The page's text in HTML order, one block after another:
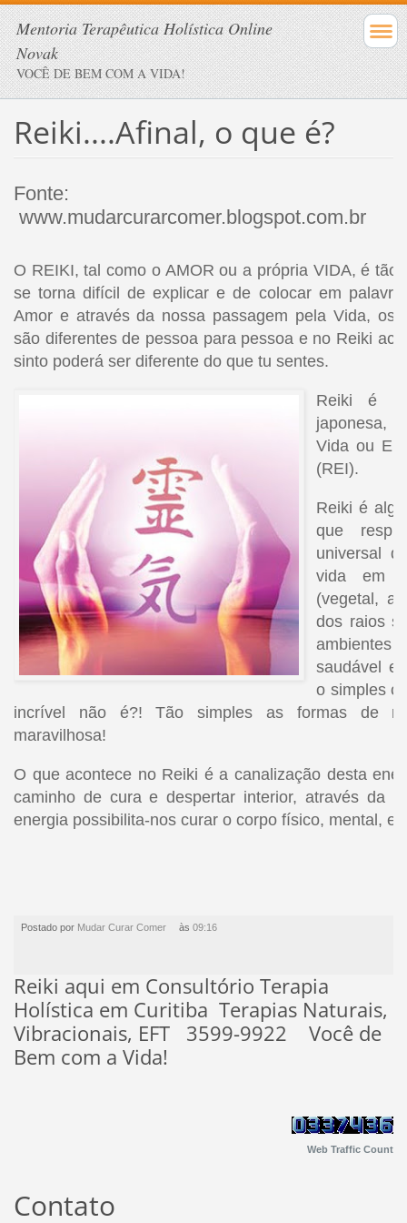
Mentoria Terapêutica Holística Online
Novak
VOCÊ DE BEM COM A VIDA!
Reiki....Afinal, o que é?
Fonte:
www.mudarcurarcomer.blogspot.com.br
O REIKI, tal como o AMOR ou a própria VIDA, é tão
se torna difícil de explicar e de colocar em
Amor e através da nossa passagem pela Vida, os
são diferentes de pessoa para pessoa e no Reiki
sinto poderá ser diferente do que tu sentes.
Reiki é
japonesa,
Vida ou
(REI).
Reiki é
que
universal
vida em
(vegetal,
dos raios
saudável e
o simples
incrível não é?! Tão simples as formas de
maravilhosa!
O que acontece no Reiki é a canalização desta
caminho de cura e despertar interior, através da
energia possibilita-nos curar o corpo físico, mental,
Postado por Mudar Curar Comer às 09:16
Reiki aqui em Consultório Terapia
Holística em Curitiba Terapias Naturais,
Vibracionais, EFT 3599-9922 Você de
Bem com a Vida!
Web Traffic Count
Contato